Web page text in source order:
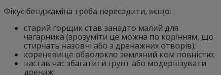
Фікус бенджаміна треба пересадити, якщо:
старий горщик став занадто малий для
чагарника (зрозуміти це можна по корінням, що
стирчать назовні або з дренажних отворів);
кореневище обволокло земляний ком повністю;
настав час збагатити грунт або модернізувати
дренаж;